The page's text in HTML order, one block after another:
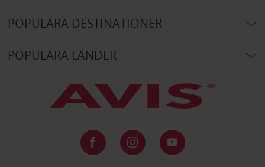
POPULÄRA DESTINATIONER
POPULÄRA LÄNDER